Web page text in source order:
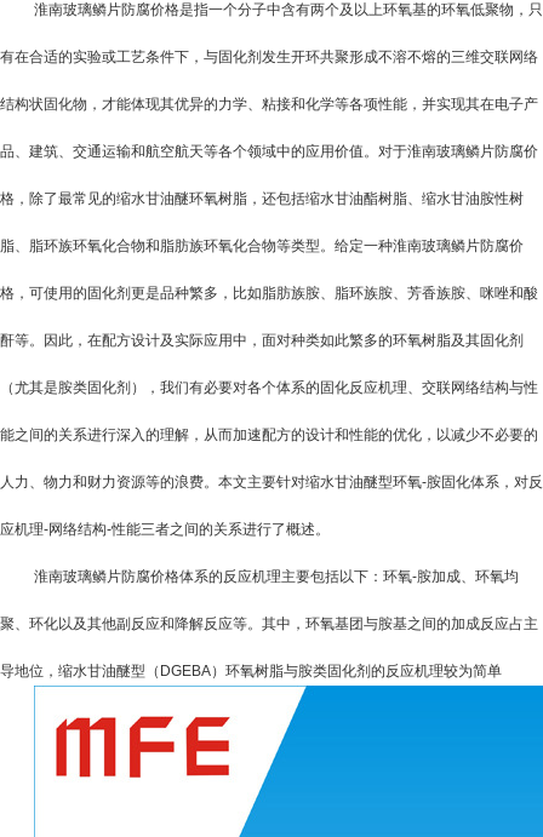
淮南玻璃鳞片防腐价格是指一个分子中含有两个及以上环氧基的环氧低聚物，只
有在合适的实验或工艺条件下，与固化剂发生开环共聚形成不溶不熔的三维交联网络
结构状固化物，才能体现其优异的力学、粘接和化学等各项性能，并实现其在电子产
品、建筑、交通运输和航空航天等各个领域中的应用价值。对于淮南玻璃鳞片防腐价
格，除了最常见的缩水甘油醚环氧树脂，还包括缩水甘油酯树脂、缩水甘油胺性树
脂、脂环族环氧化合物和脂肪族环氧化合物等类型。给定一种淮南玻璃鳞片防腐价
格，可使用的固化剂更是品种繁多，比如脂肪族胺、脂环族胺、芳香族胺、咪唑和酸
酐等。因此，在配方设计及实际应用中，面对种类如此繁多的环氧树脂及其固化剂
（尤其是胺类固化剂），我们有必要对各个体系的固化反应机理、交联网络结构与性
能之间的关系进行深入的理解，从而加速配方的设计和性能的优化，以减少不必要的
人力、物力和财力资源等的浪费。本文主要针对缩水甘油醚型环氧-胺固化体系，对反
应机理-网络结构-性能三者之间的关系进行了概述。
淮南玻璃鳞片防腐价格体系的反应机理主要包括以下：环氧-胺加成、环氧均
聚、环化以及其他副反应和降解反应等。其中，环氧基团与胺基之间的加成反应占主
导地位，缩水甘油醚型（ DGEBA）环氧树脂与胺类固化剂的反应机理较为简单